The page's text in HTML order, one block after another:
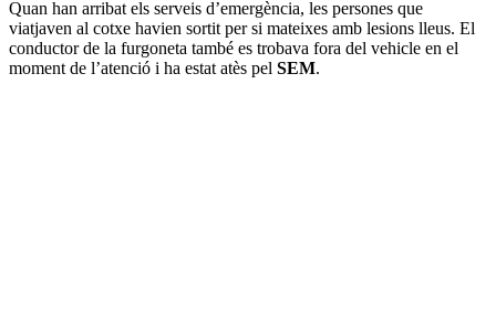
Quan han arribat els serveis d’emergència, les persones que
viatjaven al cotxe havien sortit per si mateixes amb lesions lleus. El
conductor de la furgoneta també es trobava fora del vehicle en el
moment de l’atenció i ha estat atès pel SEM.